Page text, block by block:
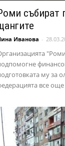
събират
Иванова -
му за
все